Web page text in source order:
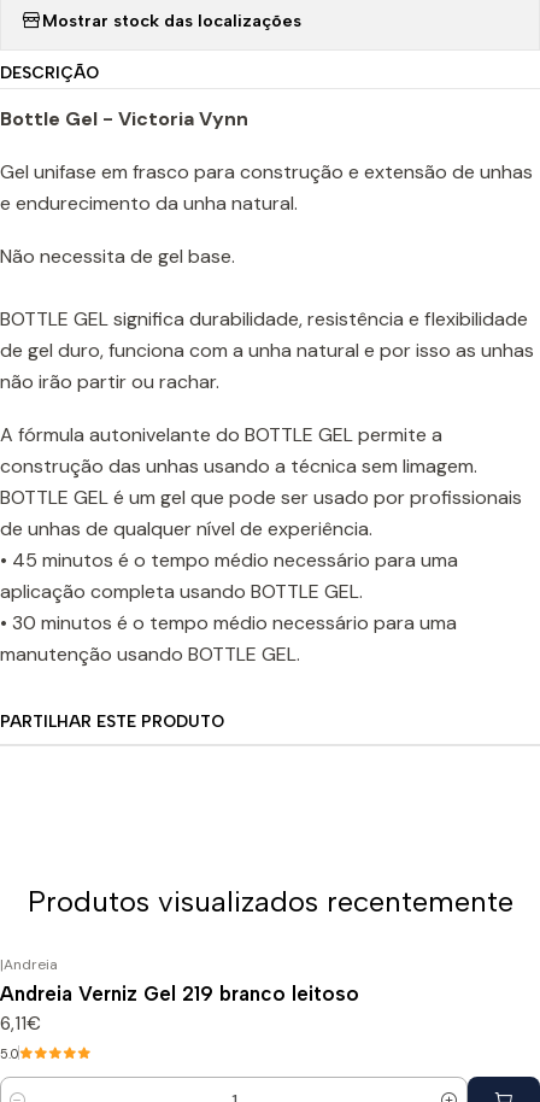
Mostrar stock das localizações
DESCRIÇÃO
Bottle Gel - Victoria Vynn
Gel unifase em frasco para construção e extensão de unhas
e endurecimento da unha natural.
Não necessita de gel base.
BOTTLE GEL significa durabilidade, resistência e flexibilidade
de gel duro, funciona com a unha natural e por isso as unhas
não irão partir ou rachar.
A fórmula autonivelante do BOTTLE GEL permite a
construção das unhas usando a técnica sem limagem.
BOTTLE GEL é um gel que pode ser usado por profissionais
de unhas de qualquer nível de experiência.
• 45 minutos é o tempo médio necessário para uma
aplicação completa usando BOTTLE GEL.
• 30 minutos é o tempo médio necessário para uma
manutenção usando BOTTLE GEL.
PARTILHAR ESTE PRODUTO
Produtos visualizados recentemente
|Andreia
Andreia Verniz Gel 219 branco leitoso
6,11€
5.0